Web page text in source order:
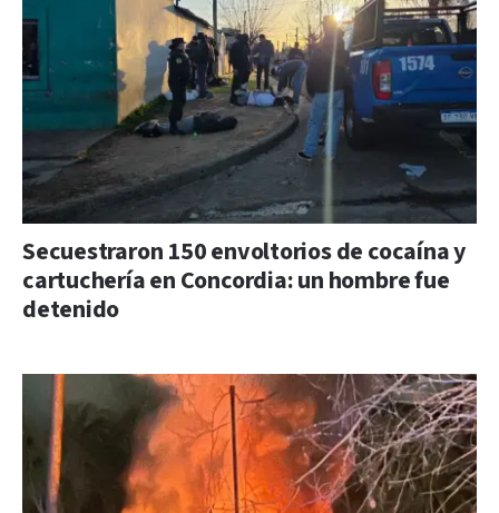
Secuestraron 150 envoltorios de cocaína y
cartuchería en Concordia: un hombre fue
detenido